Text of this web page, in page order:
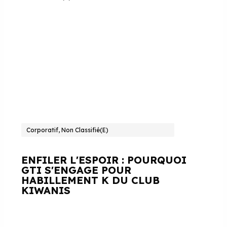
Corporatif, Non Classifié(e)
ENFILER L'ESPOIR : POURQUOI
GTI S'ENGAGE POUR
HABILLEMENT K DU CLUB
KIWANIS